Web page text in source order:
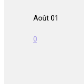
Août 01
0